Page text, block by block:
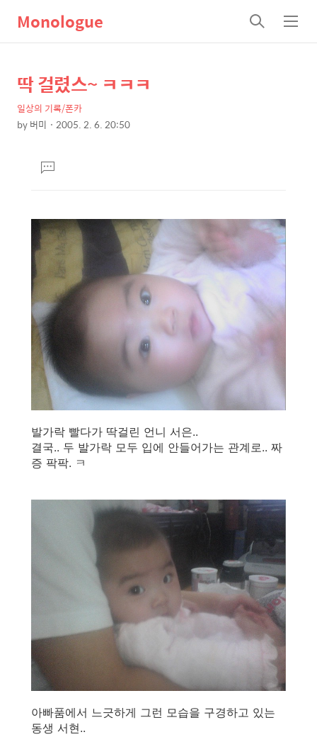
Monologue
검
색
메
뉴
상
세
컨
본
제
목
딱 걸렸스~ ㅋㅋㅋ
일상의 기록/폰카
by버미 2005. 2. 6. 20:50
댓
글
발가락 빨다가 딱걸린 언니 서은..
결국.. 두 발가락 모두 입에 안들어가는 관계로.. 짜
증 팍팍. ㅋ
아빠품에서 느긋하게 그런 모습을 구경하고 있는
동생 서현..